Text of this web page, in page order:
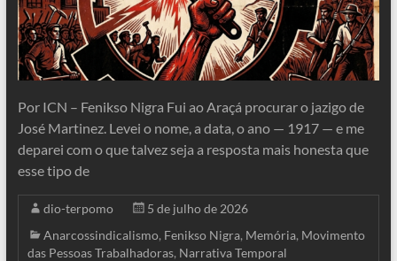
Por ICN – Fenikso Nigra Fui ao Araçá procurar o jazigo de
José Martinez. Levei o nome, a data, o ano — 1917 — e me
deparei com o que talvez seja a resposta mais honesta que
esse tipo de
dio-terpomo
5 de julho de 2026
Anarcossindicalismo, Fenikso Nigra, Memória, Movimento
das Pessoas Trabalhadoras, Narrativa Temporal